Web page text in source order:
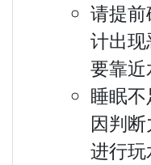
请提
计出
要靠近
睡眠不
因判
进行玩